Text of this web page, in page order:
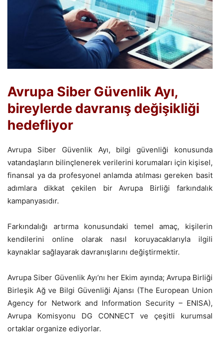
Avrupa Siber Güvenlik Ayı,
bireylerde davranış değişikliği
hedefliyor
Avrupa Siber Güvenlik Ayı, bilgi güvenliği konusunda
vatandaşların bilinçlenerek verilerini korumaları için kişisel,
finansal ya da profesyonel anlamda atılması gereken basit
adımlara dikkat çekilen bir Avrupa Birliği farkındalık
kampanyasıdır.
Farkındalığı artırma konusundaki temel amaç, kişilerin
kendilerini online olarak nasıl koruyacaklarıyla ilgili
kaynaklar sağlayarak davranışlarını değiştirmektir.
Avrupa Siber Güvenlik Ayı‘nı her Ekim ayında; Avrupa Birliği
Birleşik Ağ ve Bilgi Güvenliği Ajansı (The European Union
Agency for Network and Information Security – ENISA),
Avrupa Komisyonu DG CONNECT ve çeşitli kurumsal
ortaklar organize ediyorlar.